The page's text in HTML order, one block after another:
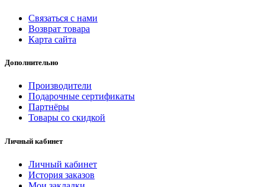
Связаться с нами
Возврат товара
Карта сайта
Дополнительно
Производители
Подарочные сертификаты
Партнёры
Товары со скидкой
Личный кабинет
Личный кабинет
История заказов